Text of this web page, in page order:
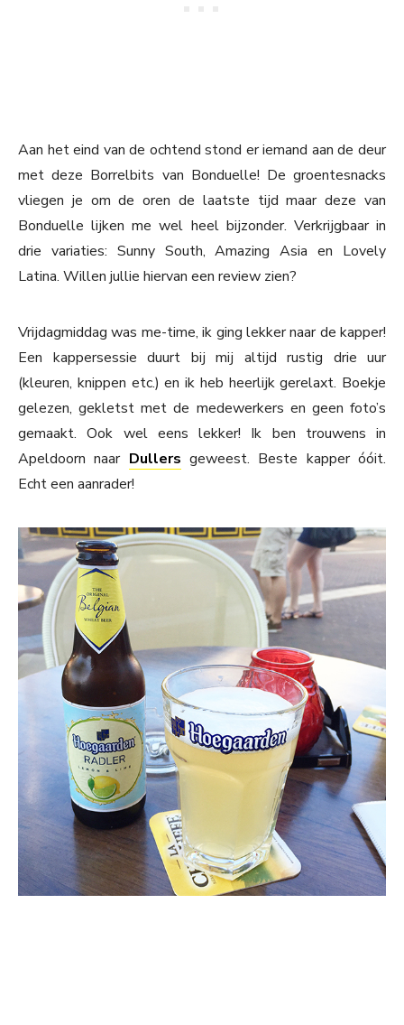
Aan het eind van de ochtend stond er iemand aan de deur
met deze Borrelbits van Bonduelle! De groentesnacks
vliegen je om de oren de laatste tijd maar deze van
Bonduelle lijken me wel heel bijzonder. Verkrijgbaar in
drie variaties: Sunny South, Amazing Asia en Lovely
Latina. Willen jullie hiervan een review zien?
Vrijdagmiddag was me-time, ik ging lekker naar de kapper!
Een kappersessie duurt bij mij altijd rustig drie uur
(kleuren, knippen etc.) en ik heb heerlijk gerelaxt. Boekje
gelezen, gekletst met de medewerkers en geen foto’s
gemaakt. Ook wel eens lekker! Ik ben trouwens in
Apeldoorn naar Dullers geweest. Beste kapper óóit.
Echt een aanrader!